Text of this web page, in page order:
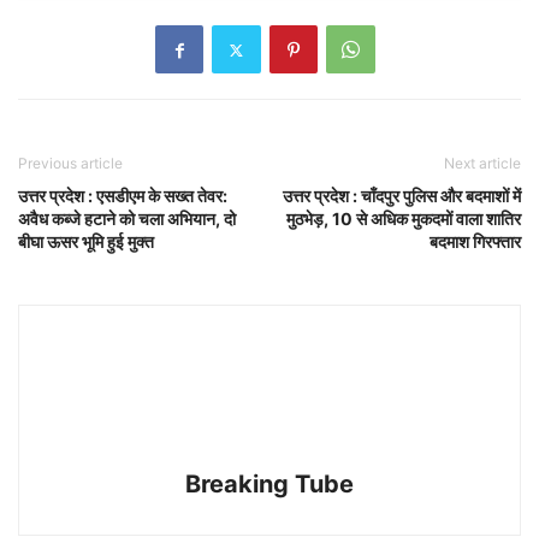
Previous article
उत्तर प्रदेश : एसडीएम के सख्त तेवर:
अवैध कब्जे हटाने को चला अभियान, दो
बीघा ऊसर भूमि हुई मुक्त
Next article
उत्तर प्रदेश : चाँदपुर पुलिस और बदमाशों में
मुठभेड़, 10 से अधिक मुकदमों वाला शातिर
बदमाश गिरफ्तार
Breaking Tube